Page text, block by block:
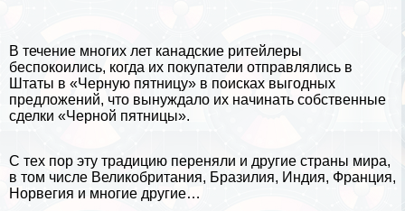
В течение многих лет канадские ритейлеры
беспокоились, когда их покупатели отправлялись в
Штаты в «Черную пятницу» в поисках выгодных
предложений, что вынуждало их начинать собственные
сделки «Черной пятницы».
С тех пор эту традицию переняли и другие страны мира,
в том числе Великобритания, Бразилия, Индия, Франция,
Норвегия и многие другие…